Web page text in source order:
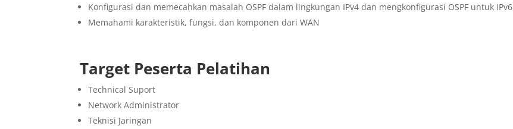
Konfigurasi dan memecahkan masalah OSPF dalam lingkungan IPv4 dan mengkonfigurasi OSPF untuk IPv6
Memahami karakteristik, fungsi, dan komponen dari WAN
Target Peserta Pelatihan
Technical Suport
Network Administrator
Teknisi Jaringan